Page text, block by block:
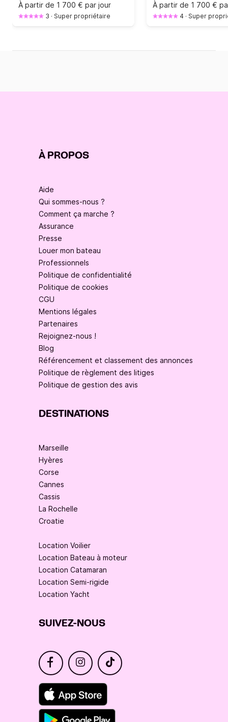
À partir de 1 700 € par jour
3 · Super propriétaire
À partir de 1 700 €
4 · Super
À PROPOS
Aide
Qui sommes-nous ?
Comment ça marche ?
Assurance
Presse
Louer mon bateau
Professionnels
Politique de confidentialité
Politique de cookies
CGU
Mentions légales
Partenaires
Rejoignez-nous !
Blog
Référencement et classement des annonces
Politique de règlement des litiges
Politique de gestion des avis
DESTINATIONS
Marseille
Hyères
Corse
Cannes
Cassis
La Rochelle
Croatie
Location Voilier
Location Bateau à moteur
Location Catamaran
Location Semi-rigide
Location Yacht
SUIVEZ-NOUS